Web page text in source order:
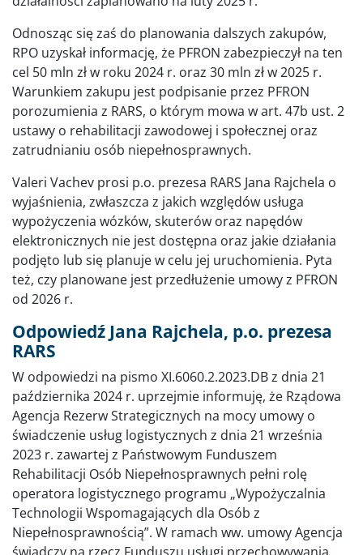
Odnosząc się zaś do planowania dalszych zakupów,
RPO uzyskał informację, że PFRON zabezpieczył na ten
cel 50 mln zł w roku 2024 r. oraz 30 mln zł w 2025 r.
Warunkiem zakupu jest podpisanie przez PFRON
porozumienia z RARS, o którym mowa w art. 47b ust. 2
ustawy o rehabilitacji zawodowej i społecznej oraz
zatrudnianiu osób niepełnosprawnych.
Valeri Vachev prosi p.o. prezesa RARS Jana Rajchela o
wyjaśnienia, zwłaszcza z jakich względów usługa
wypożyczenia wózków, skuterów oraz napędów
elektronicznych nie jest dostępna oraz jakie działania
podjęto lub się planuje w celu jej uruchomienia. Pyta
też, czy planowane jest przedłużenie umowy z PFRON
od 2026 r.
Odpowiedź Jana Rajchela, p.o. prezesa
RARS
W odpowiedzi na pismo XI.6060.2.2023.DB z dnia 21
października 2024 r. uprzejmie informuję, że Rządowa
Agencja Rezerw Strategicznych na mocy umowy o
świadczenie usług logistycznych z dnia 21 września
2023 r. zawartej z Państwowym Funduszem
Rehabilitacji Osób Niepełnosprawnych pełni rolę
operatora logistycznego programu „Wypożyczalnia
Technologii Wspomagających dla Osób z
Niepełnosprawnością”. W ramach ww. umowy Agencja